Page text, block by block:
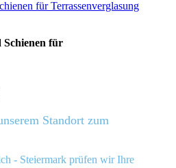
Schienen für
Standort zum
- Steiermark prüfen wir Ihre